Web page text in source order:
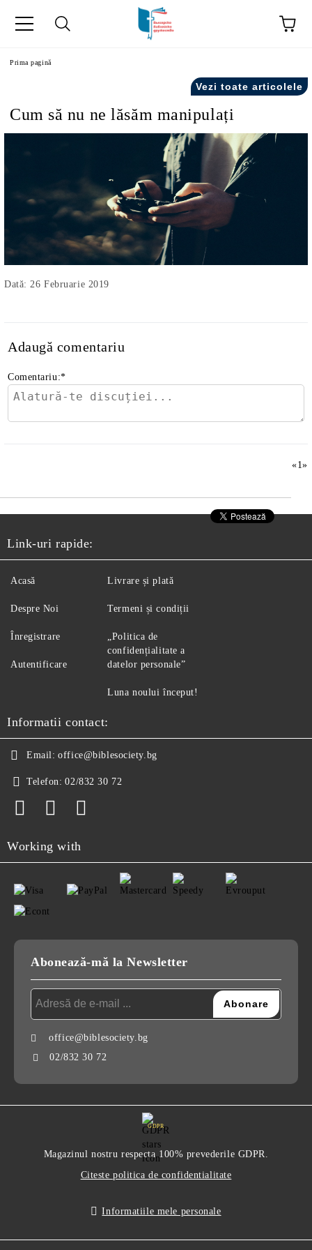
Prima pagină
Vezi toate articolele
Cum să nu ne lăsăm manipulați
Dată: 26 Februarie 2019
Adaugă comentariu
Comentariu:*
«1»
Link-uri rapide:
Acasă
Despre Noi
Înregistrare
Autentificare
Livrare și plată
Termeni și condiții
„Politica de
confidențialitate a
datelor personale”
Luna noului început!
Informatii contact:
Email: office@biblesociety.bg
Telefon: 02/832 30 72
Working with
Abonează-mă la Newsletter
office@biblesociety.bg
02/832 30 72
GDPR
Magazinul nostru respecta 100% prevederile GDPR.
Citeste politica de confidentialitate
Informatiile mele personale